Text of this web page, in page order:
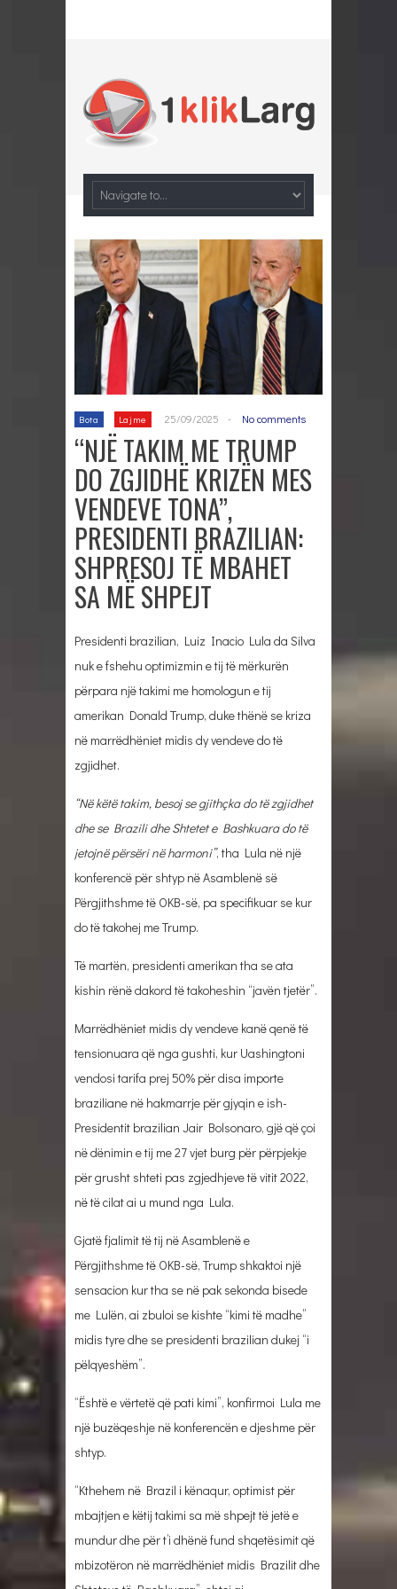
Bota Lajme 25/09/2025 - No comments
“NJË TAKIM ME TRUMP
DO ZGJIDHË KRIZËN MES
VENDEVE TONA”,
PRESIDENTI BRAZILIAN:
SHPRESOJ TË MBAHET
SA MË SHPEJT
Presidenti brazilian, Luiz Inacio Lula da Silva
nuk e fshehu optimizmin e tij të mërkurën
përpara një takimi me homologun e tij
amerikan Donald Trump, duke thënë se kriza
në marrëdhëniet midis dy vendeve do të
zgjidhet.
“Në këtë takim, besoj se gjithçka do të zgjidhet
dhe se Brazili dhe Shtetet e Bashkuara do të
jetojnë përsëri në harmoni”, tha Lula në një
konferencë për shtyp në Asamblenë së
Përgjithshme të OKB-së, pa specifikuar se kur
do të takohej me Trump.
Të martën, presidenti amerikan tha se ata
kishin rënë dakord të takoheshin “javën tjetër”.
Marrëdhëniet midis dy vendeve kanë qenë të
tensionuara që nga gushti, kur Uashingtoni
vendosi tarifa prej 50% për disa importe
braziliane në hakmarrje për gjyqin e ish-
Presidentit brazilian Jair Bolsonaro, gjë që çoi
në dënimin e tij me 27 vjet burg për përpjekje
për grusht shteti pas zgjedhjeve të vitit 2022,
në të cilat ai u mund nga Lula.
Gjatë fjalimit të tij në Asamblenë e
Përgjithshme të OKB-së, Trump shkaktoi një
sensacion kur tha se në pak sekonda bisede
me Lulën, ai zbuloi se kishte “kimi të madhe”
midis tyre dhe se presidenti brazilian dukej “i
pëlqyeshëm”.
“Është e vërtetë që pati kimi”, konfirmoi Lula me
një buzëqeshje në konferencën e djeshme për
shtyp.
“Kthehem në Brazil i kënaqur, optimist për
mbajtjen e këtij takimi sa më shpejt të jetë e
mundur dhe për t’i dhënë fund shqetësimit që
mbizotëron në marrëdhëniet midis Brazilit dhe